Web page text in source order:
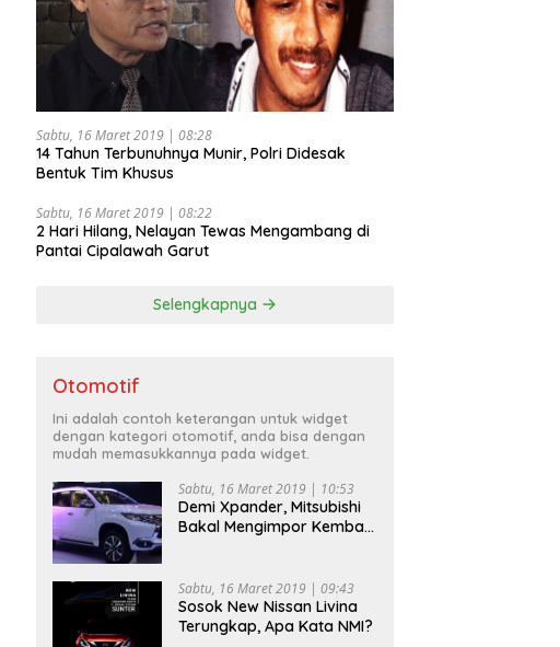
Sabtu, 16 Maret 2019 | 08:28
14 Tahun Terbunuhnya Munir, Polri Didesak
Bentuk Tim Khusus
Sabtu, 16 Maret 2019 | 08:22
2 Hari Hilang, Nelayan Tewas Mengambang di
Pantai Cipalawah Garut
Selengkapnya
Otomotif
Ini adalah contoh keterangan untuk widget
dengan kategori otomotif, anda bisa dengan
mudah memasukkannya pada widget.
Sabtu, 16 Maret 2019 | 10:53
Demi Xpander, Mitsubishi
Bakal Mengimpor Kembali
Sabtu, 16 Maret 2019 | 09:43
Sosok New Nissan Livina
Terungkap, Apa Kata NMI?